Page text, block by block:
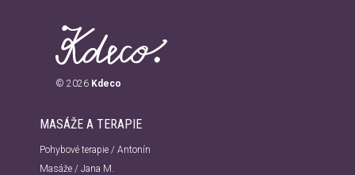
© 2026 Kdeco
MASÁŽE A TERAPIE
Pohybové terapie / Antonín
Masáže / Jana M.